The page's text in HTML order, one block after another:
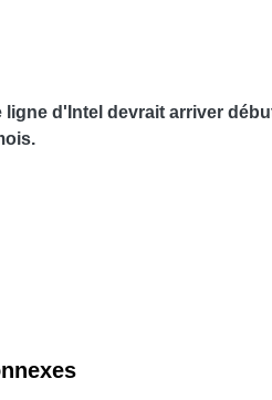
ligne d'Intel devrait arriver